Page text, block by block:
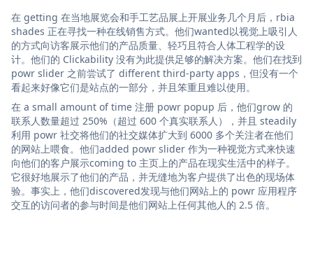
在 getting 在当地展览会和手工艺品展上开展业务几个月后，rbia
shades 正在寻找一种在线销售方式。他们wanted以视觉上吸引人
的方式向访客展示他们的产品质量、轻巧且符合人体工程学的设
计。他们的 Clickability 没有为此提供足够的解决方案。他们在找到
powr slider 之前尝试了 different third-party apps，但没有一个
看起来好像它们是站点的一部分，并且笨重且难以使用。
在 a small amount of time 注册 powr popup 后，他们grow 的
联系人数量超过 250%（超过 600 个真实联系人），并且 steadily
利用 powr 社交将他们的社交媒体扩大到 6000 多个关注者在他们
的网站上喂食。他们added powr slider 作为一种视觉方式来快速
向他们的客户展示coming to 主页上的产品在现实生活中的样子。
它很好地展示了他们的产品，并无缝地为客户提供了出色的现场体
验。事实上，他们discovered发现与他们网站上的 powr 应用程序
交互的访问者的参与时间是他们网站上任何其他人的 2.5 倍。